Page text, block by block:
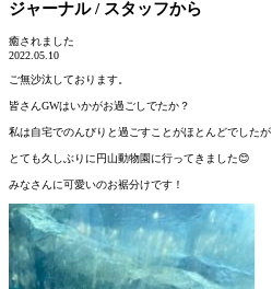
ジャーナル / スタッフから
癒されました
2022.05.10
ご無沙汰しております。
皆さんGWはいかがお過ごしでたか？
私は自宅でのんびりと過ごすことがほとんどでしたが
とても久しぶりに円山動物園に行ってきました😊
みなさんに可愛いのお裾分けです！